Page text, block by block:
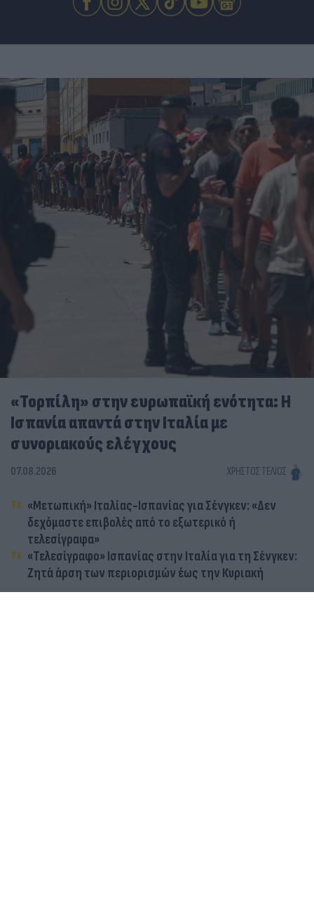
«Τορπίλη» στην ευρωπαϊκή ενότητα: Η
Ισπανία απαντά στην Ιταλία με
συνοριακούς ελέγχους
07.08.2026 ΧΡΉΣΤΟΣ ΤΈΛΙΟΣ
«Μετωπική» Ιταλίας-Ισπανίας για Σένγκεν: «Δεν
δεχόμαστε επιβολές από το εξωτερικό ή
τελεσίγραφα»
«Τελεσίγραφο» Ισπανίας στην Ιταλία για τη Σένγκεν:
Ζητά άρση των περιορισμών έως την Κυριακή